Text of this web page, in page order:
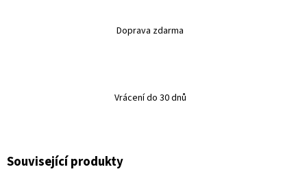
Doprava zdarma
Vrácení do 30 dnů
Související produkty